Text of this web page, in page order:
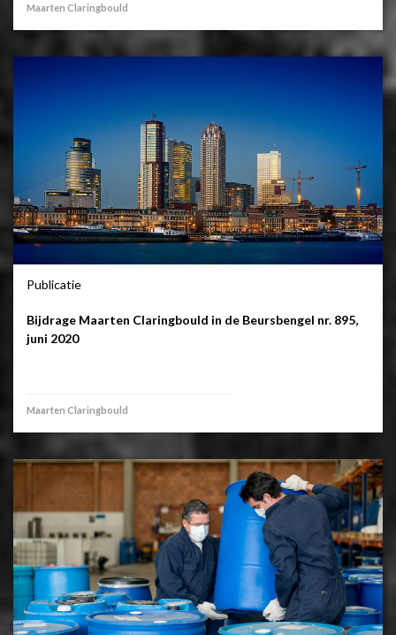
Maarten Claringbould
Publicatie
Bijdrage Maarten Claringbould in de Beursbengel nr. 895,
juni 2020
Maarten Claringbould